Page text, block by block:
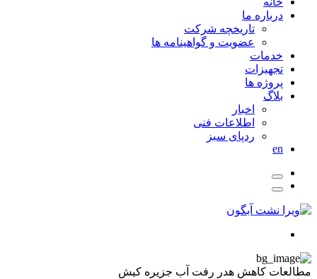
درباره ما
تاریخچه شرکت
عضویت و گواهینامه ها
خدمات
تجهیزات
پروژه ها
بلاگ
اخبار
اطلاعات فنی
ردپای سبز
en
مطالعات کاهش هدر رفت آب جزیره کیش